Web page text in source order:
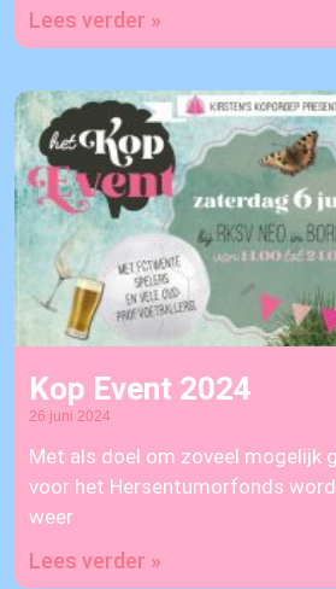
Lees verder »
Kop Event 2024
26 juni 2024
Met als doel om zoveel mogelijk
voor het Hersentumorfonds
weer
Lees verder »